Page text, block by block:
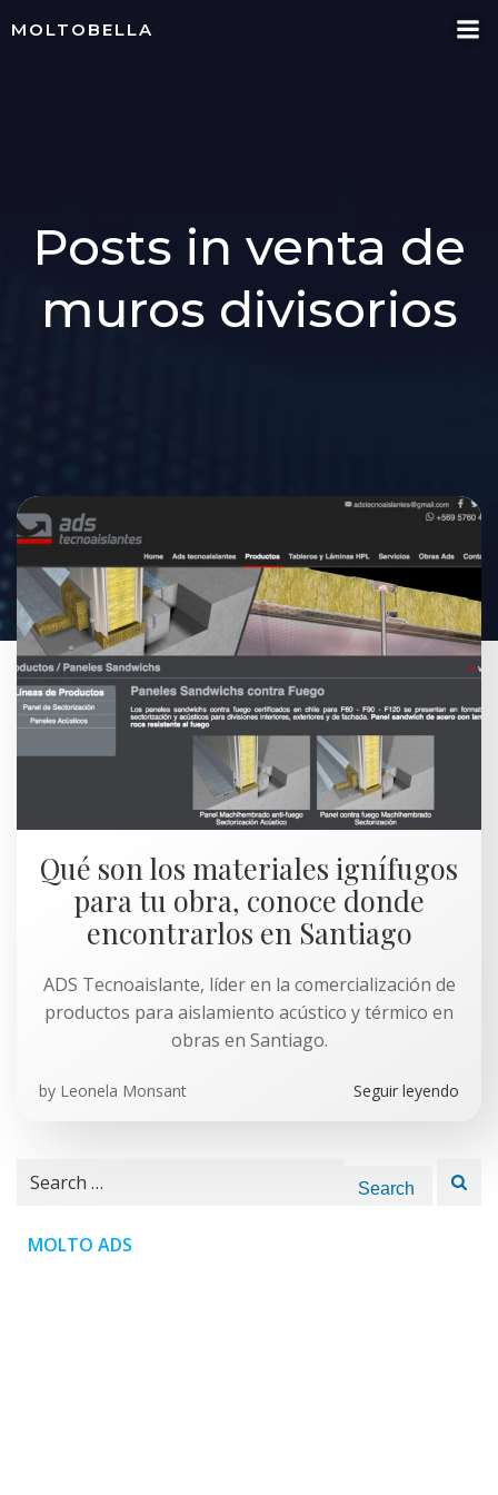
MOLTOBELLA
Posts in venta de
muros divisorios
Qué son los materiales ignífugos
para tu obra, conoce donde
encontrarlos en Santiago
ADS Tecnoaislante, líder en la comercialización de
productos para aislamiento acústico y térmico en
obras en Santiago.
by Leonela Monsant Seguir leyendo
Search
MOLTO ADS